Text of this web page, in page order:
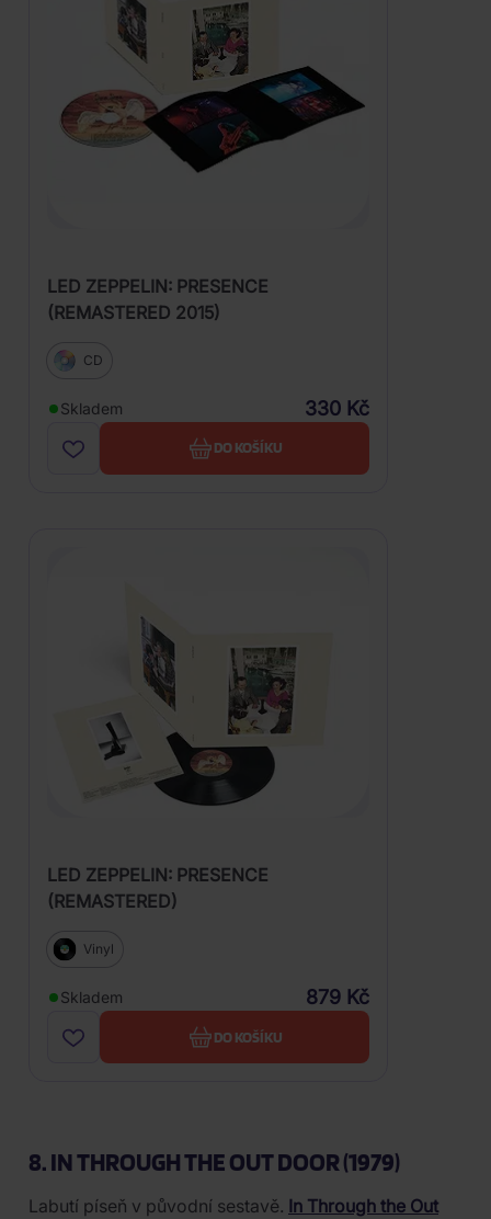
LED ZEPPELIN: PRESENCE
(REMASTERED 2015)
CD
Skladem 330 Kč
DO KOŠÍKU
LED ZEPPELIN: PRESENCE
(REMASTERED)
Vinyl
Skladem 879 Kč
DO KOŠÍKU
8. IN THROUGH THE OUT DOOR (1979)
Labutí píseň v původní sestavě. In Through the Out